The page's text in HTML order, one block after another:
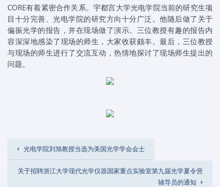
CORE有着紧密合作关系。宇都宫大学光电学院当前的研究生项
目十分完善、光电学院的研究方向十分广泛。他随后做了关于
偏振光学的报告，并在现场做了演示。三位教授有趣的报告内
容深深地感染了现场的师生，大家收获颇丰。最后，三位教授
与现场的师生进行了交流互动，热情地探讨了现场师生提出的
问题。
光电学院刘旭教授当选为美国光学学会会士
关于招聘浙江大学现代光学仪器国家重点实验室第九届光学夏令营
辅导员的通知